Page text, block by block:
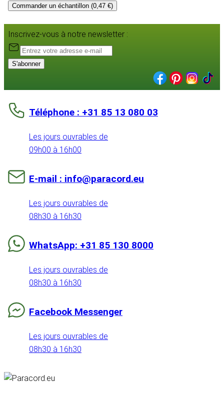
Commander un échantillon (0,47 €)
Inscrivez-vous à notre newsletter :
S'abonner
Téléphone : +31 85 13 080 03
Les jours ouvrables de
09h00 à 16h00
E-mail : info@paracord.eu
Les jours ouvrables de
08h30 à 16h30
WhatsApp: +31 85 130 8000
Les jours ouvrables de
08h30 à 16h30
Facebook Messenger
Les jours ouvrables de
08h30 à 16h30